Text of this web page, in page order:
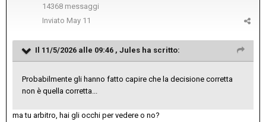
14368 messaggi
Inviato May 11
Il 11/5/2026 alle 09:46 , Jules ha scritto:
Probabilmente gli hanno fatto capire che la decisione corretta
non è quella corretta...
ma tu arbitro, hai gli occhi per vedere o no?